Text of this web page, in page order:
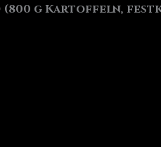
g Kartoffeln,